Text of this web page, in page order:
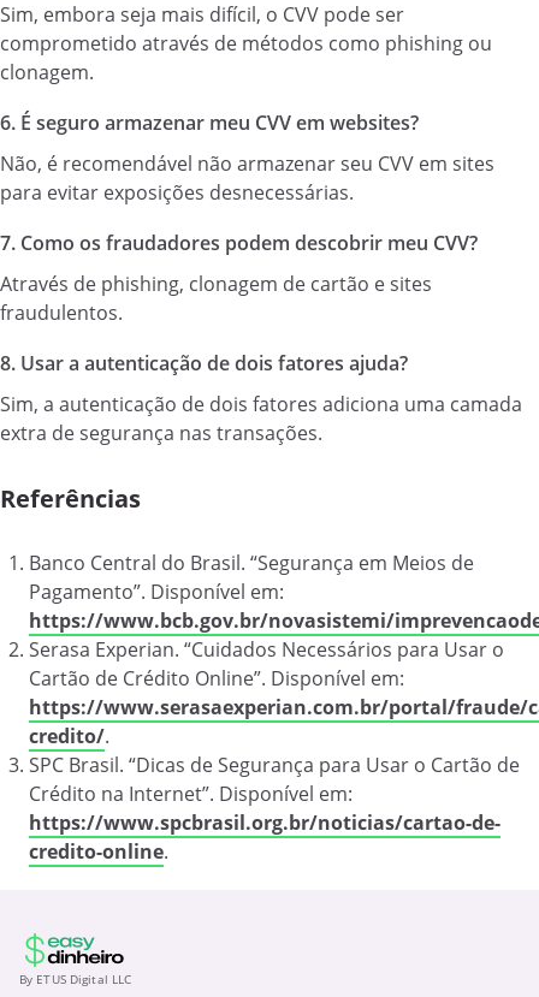
Sim, embora seja mais difícil, o CVV pode ser
comprometido através de métodos como phishing ou
clonagem.
6. É seguro armazenar meu CVV em websites?
Não, é recomendável não armazenar seu CVV em sites
para evitar exposições desnecessárias.
7. Como os fraudadores podem descobrir meu CVV?
Através de phishing, clonagem de cartão e sites
fraudulentos.
8. Usar a autenticação de dois fatores ajuda?
Sim, a autenticação de dois fatores adiciona uma camada
extra de segurança nas transações.
Referências
Banco Central do Brasil. “Segurança em Meios de
Pagamento”. Disponível em:
https://www.bcb.gov.br/novasistemi/
Serasa Experian. “Cuidados Necessários para Usar o
Cartão de Crédito Online”. Disponível em:
https://www.serasaexperian.com.br/portal/fraude/
credito/.
SPC Brasil. “Dicas de Segurança para Usar o Cartão de
Crédito na Internet”. Disponível em:
https://www.spcbrasil.org.br/noticias/cartao-de-
credito-online.
By ETUS Digital LLC